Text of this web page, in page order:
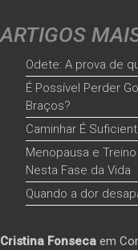
ARTIGOS
Odete: A prova de
É Possível Perder
Braços?
Caminhar É
Menopausa e
Nesta Fase da Vida
Quando a dor
Cristina Fonseca em